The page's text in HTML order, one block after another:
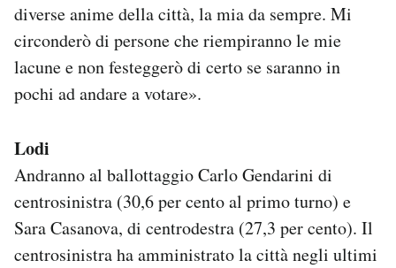
diverse anime della città, la mia da sempre. Mi
circonderò di persone che riempiranno le mie
lacune e non festeggerò di certo se saranno in
pochi ad andare a votare».
Lodi
Andranno al ballottaggio Carlo Gendarini di
centrosinistra (30,6 per cento al primo turno) e
Sara Casanova, di centrodestra (27,3 per cento). Il
centrosinistra ha amministrato la città negli ultimi